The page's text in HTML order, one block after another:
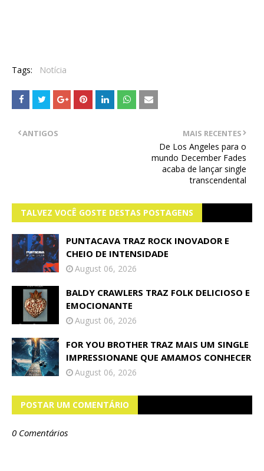
Tags: Notícia
MAIS RECENTES
De Los Angeles para o
mundo December Fades
acaba de lançar single
transcendental
ANTIGOS
TALVEZ VOCÊ GOSTE DESTAS POSTAGENS
PUNTACAVA TRAZ ROCK INOVADOR E
CHEIO DE INTENSIDADE
August 06, 2026
BALDY CRAWLERS TRAZ FOLK DELICIOSO E
EMOCIONANTE
August 06, 2026
FOR YOU BROTHER TRAZ MAIS UM SINGLE
IMPRESSIONANE QUE AMAMOS CONHECER
August 06, 2026
POSTAR UM COMENTÁRIO
0 Comentários